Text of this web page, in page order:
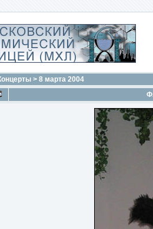
> 8 марта 2004